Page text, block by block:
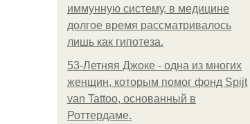
иммунную систему, в медицине
долгое время рассматривалось
лишь как гипотеза.
53-Летняя Джоке - одна из многих
женщин, которым помог фонд Spijt
van Tattoo, основанный в
Роттердаме.